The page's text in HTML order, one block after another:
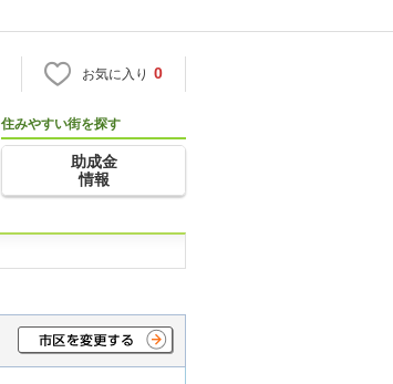
お気に入り 0
住みやすい街を探す
助成金
情報